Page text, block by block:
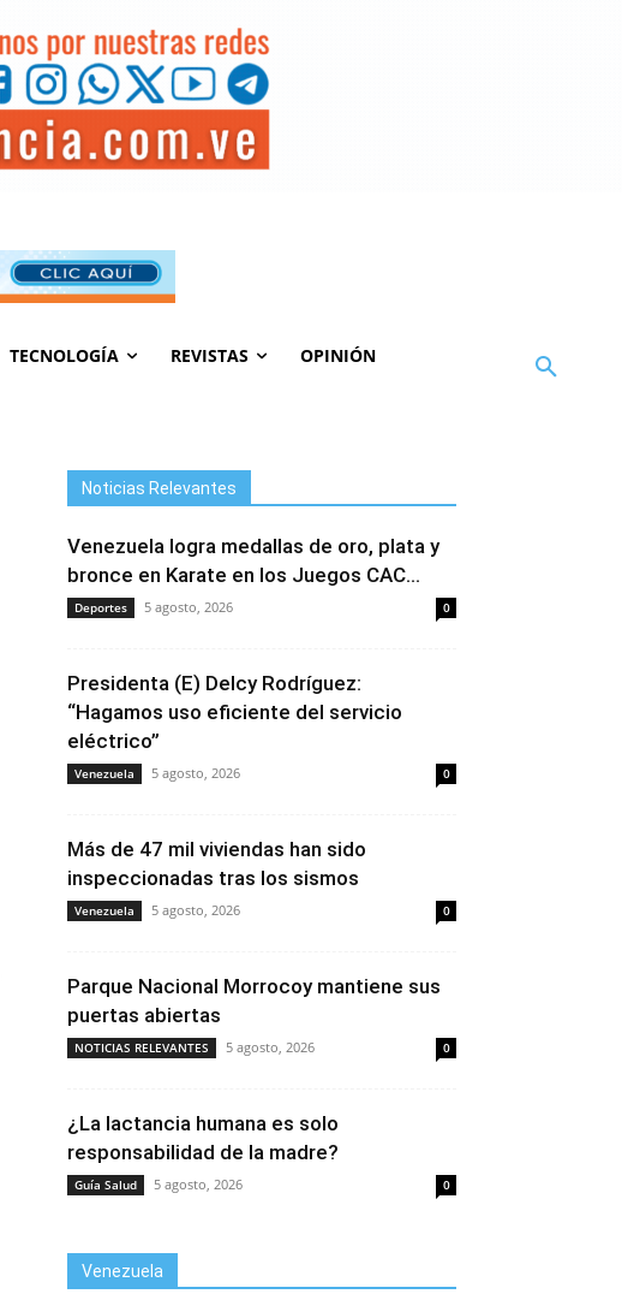
TECNOLOGÍA REVISTAS OPINIÓN
Noticias Relevantes
Venezuela logra medallas de oro, plata y
bronce en Karate en los Juegos CAC...
Deportes 5 agosto, 2026 0
Presidenta (E) Delcy Rodríguez:
“Hagamos uso eficiente del servicio
eléctrico”
Venezuela 5 agosto, 2026 0
Más de 47 mil viviendas han sido
inspeccionadas tras los sismos
Venezuela 5 agosto, 2026 0
Parque Nacional Morrocoy mantiene sus
puertas abiertas
NOTICIAS RELEVANTES 5 agosto, 2026 0
¿La lactancia humana es solo
responsabilidad de la madre?
Guía Salud 5 agosto, 2026 0
Venezuela